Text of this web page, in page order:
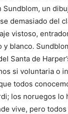
Sundblom, un
demasiado del
vistoso,
y blanco.
Santa de
si voluntaria o
todos
los noruegos lo
vive, pero